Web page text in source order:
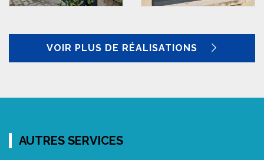
VOIR PLUS DE RÉALISATIONS
AUTRES SERVICES